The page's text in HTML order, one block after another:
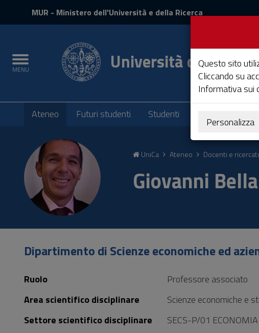
Contenuto
navigazione
MUR - Ministero dell'Università e della Ricerca
Toggle
navigation
MENU Università degli
Submenu
Ateneo Futuri studenti Studenti
UniCa Ateneo Docenti e
Giovanni Bella
Dipartimento di Scienze economiche ed
Ruolo
Professore associato
Area scientifico disciplinare
Scienze economiche e
Settore scientifico disciplinare
SECS-P/01
Questo sito
Cliccando su
Informativa sui
Personalizza